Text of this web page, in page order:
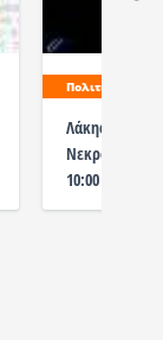
Πολιτισμός
Λάκης
Νεκροταφείο
10:00 το